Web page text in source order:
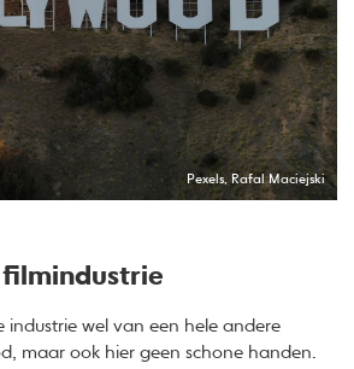
Pexels, Rafal Maciejski
filmindustrie
industrie wel van een hele andere
maar ook hier geen schone handen.